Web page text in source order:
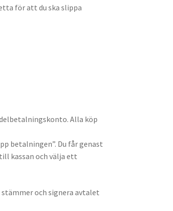
för att du ska slippa
Alla köp
betalningen”. Du får genast
kassan och välja ett
och signera avtalet